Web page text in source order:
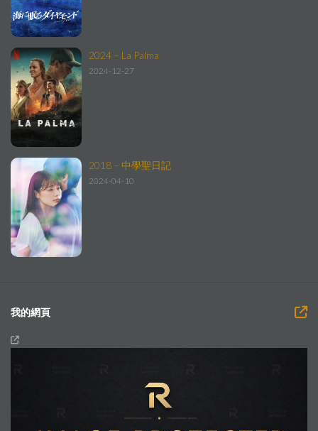
2024 – La Palma
2024-12-27
2018 – 中學聖日記
2024-04-10
我的網頁